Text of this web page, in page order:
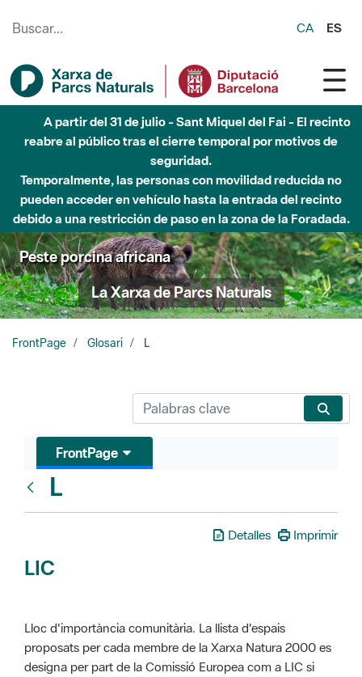
CA ES
A partir del 31 de julio - Sant Miquel del Fai - El recinto
reabre al público tras el cierre temporal por motivos de
seguridad.
Temporalmente, las personas con movilidad reducida no
pueden acceder en vehículo hasta la entrada del recinto
debido a una restricción de paso en la zona de la Foradada.
Peste porcina africana
La Xarxa de Parcs Naturals
FrontPage Glosari L
FrontPage
L
Detalles Imprimir
LIC
Lloc d'importància comunitària. La llista d'espais
proposats per cada membre de la Xarxa Natura 2000 es
designa per part de la Comissió Europea com a LIC si